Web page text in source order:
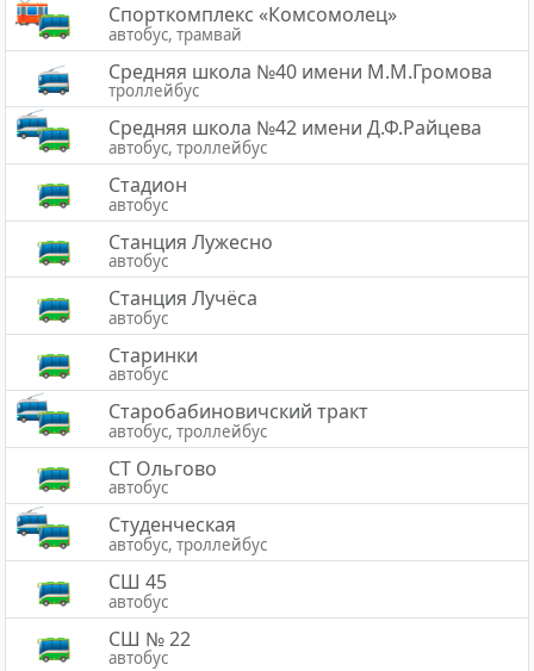
Спорткомплекс «Комсомолец»
автобус, трамвай
Средняя школа №40 имени М.М.Громова
троллейбус
Средняя школа №42 имени Д.Ф.Райцева
автобус, троллейбус
Стадион
автобус
Станция Лужесно
автобус
Станция Лучёса
автобус
Старинки
автобус
Старобабиновичский тракт
автобус, троллейбус
СТ Ольгово
автобус
Студенческая
автобус, троллейбус
СШ 45
автобус
СШ № 22
автобус